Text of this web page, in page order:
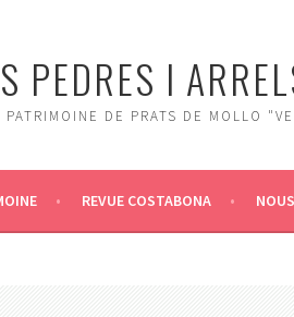
PEDRES I
DE PRATS DE MOLLO
REVUE COSTABONA